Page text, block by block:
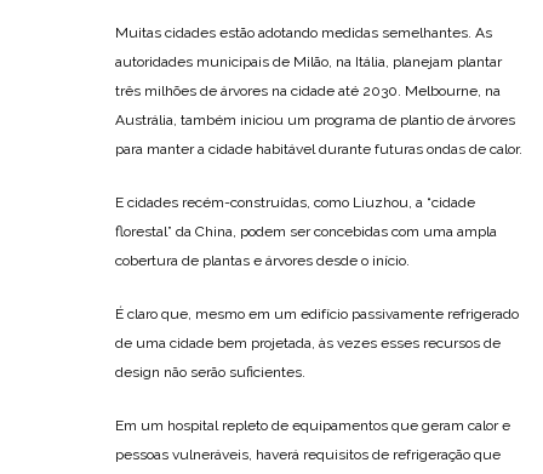
Muitas cidades estão adotando medidas semelhantes. As
autoridades municipais de Milão, na Itália, planejam plantar
três milhões de árvores na cidade até 2030. Melbourne, na
Austrália, também iniciou um programa de plantio de árvores
para manter a cidade habitável durante futuras ondas de calor.
E cidades recém-construídas, como Liuzhou, a “cidade
florestal” da China, podem ser concebidas com uma ampla
cobertura de plantas e árvores desde o início.
É claro que, mesmo em um edifício passivamente refrigerado
de uma cidade bem projetada, às vezes esses recursos de
design não serão suficientes.
Em um hospital repleto de equipamentos que geram calor e
pessoas vulneráveis, haverá requisitos de refrigeração que